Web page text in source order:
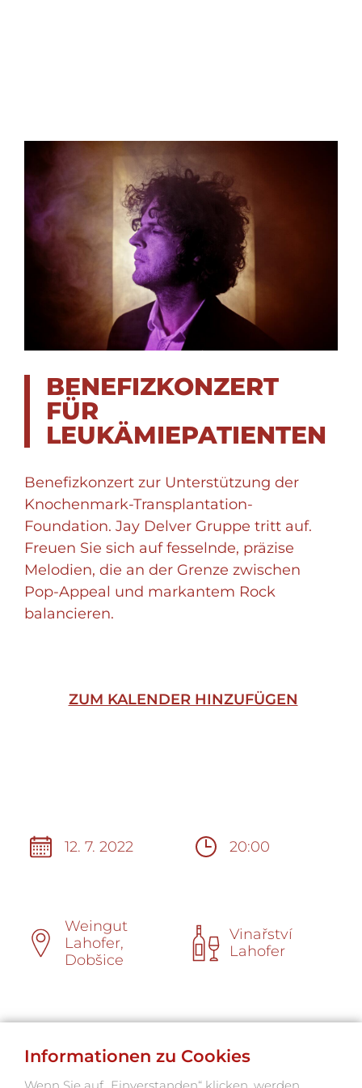
BENEFIZKONZERT
FÜR
LEUKÄMIEPATIENTEN
Benefizkonzert zur Unterstützung der
Knochenmark-Transplantation-
Foundation. Jay Delver Gruppe tritt auf.
Freuen Sie sich auf fesselnde, präzise
Melodien, die an der Grenze zwischen
Pop-Appeal und markantem Rock
balancieren.
ZUM KALENDER HINZUFÜGEN
12. 7. 2022 20:00
Weingut
Lahofer,
Dobšice
Vinařství
Lahofer
Informationen zu Cookies
Wenn Sie auf „Einverstanden“ klicken, werden